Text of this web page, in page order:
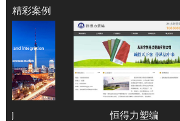
精彩案例
恒得力塑编